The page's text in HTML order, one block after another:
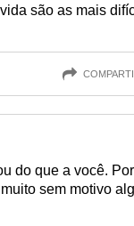
são as mais
do que a você. Por
sem motivo